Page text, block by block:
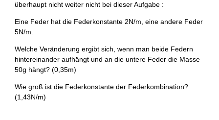
überhaupt nicht weiter nicht bei dieser Aufgabe :
Eine Feder hat die Federkonstante 2N/m, eine andere Feder
5N/m.
Welche Veränderung ergibt sich, wenn man beide Federn
hintereinander aufhängt und an die untere Feder die Masse
50g hängt? (0,35m)
Wie groß ist die Federkonstante der Federkombination?
(1,43N/m)